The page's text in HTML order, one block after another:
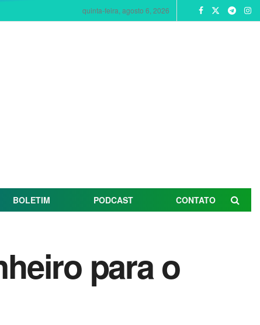
quinta-feira, agosto 6, 2026
BOLETIM PODCAST CONTATO
para o